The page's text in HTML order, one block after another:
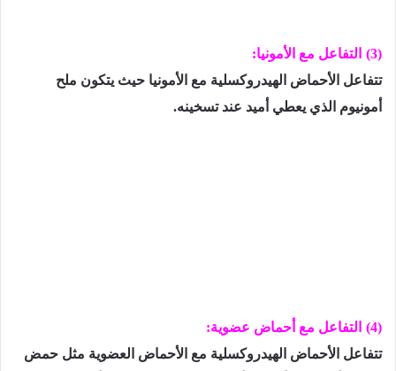
(3)
التفاعل مع الأمونيا:
تتفاعل الأحماض الهيدروكسلية مع الأمونيا حيث يتكون ملح
أمونيوم الذي يعطي أميد عند تسخينه.
(4)
التفاعل مع أحماض عضوية:
تتفاعل الأحماض الهيدروكسلية مع الأحماض العضوية مثل حمض